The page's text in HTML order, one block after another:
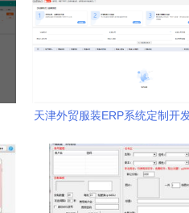
天津外贸服装ERP系统定制开